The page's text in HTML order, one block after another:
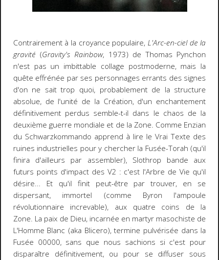
Contrairement à la croyance populaire, L'Arc-en-ciel de la
gravité (Gravity's Rainbow, 1973) de Thomas Pynchon
n'est pas un imbittable collage postmoderne, mais la
quête effrénée par ses personnages errants des signes
d'on ne sait trop quoi, probablement de la structure
absolue, de l'unité de la Création, d'un enchantement
définitivement perdus semble-t-il dans le chaos de la
deuxième guerre mondiale et de la Zone. Comme Enzian
du Schwarzkommando apprend à lire le Vrai Texte des
ruines industrielles pour y chercher la Fusée-Torah (qu'il
finira d'ailleurs par assembler), Slothrop bande aux
futurs points d'impact des V2 : c'est l'Arbre de Vie qu'il
désire... Et qu'il finit peut-être par trouver, en se
dispersant, immortel (comme Byron l'ampoule
révolutionnaire increvable), aux quatre coins de la
Zone. La paix de Dieu, incarnée en martyr masochiste de
L'Homme Blanc (aka Blicero), termine pulvérisée dans la
Fusée 00000, sans que nous sachions si c'est pour
disparaître définitivement, ou pour se diffuser sous